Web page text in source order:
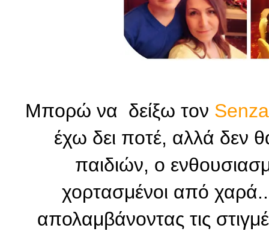
Μπορώ να δείξω τον
έχω δει ποτέ, αλλά δεν
παιδιών, ο
χορτασμένοι από
απολαμβάνοντας τις